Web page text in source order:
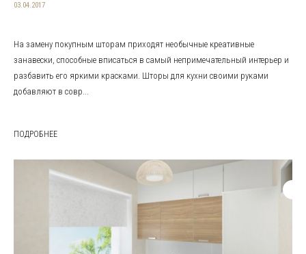
03.04.2017
На замену покупным шторам приходят необычные креативные
занавески, способные вписаться в самый непримечательный интерьер и
разбавить его яркими красками. Шторы для кухни своими руками
добавляют в совр...
ПОДРОБНЕЕ